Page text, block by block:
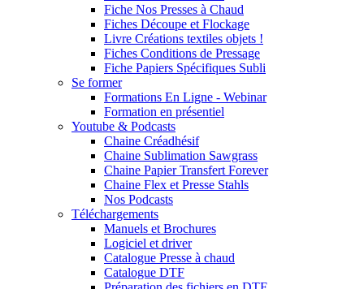
Fiche Nos Presses à Chaud
Fiches Découpe et Flockage
Livre Créations textiles objets !
Fiches Conditions de Pressage
Fiche Papiers Spécifiques Subli
Se former
Formations En Ligne - Webinar
Formation en présentiel
Youtube & Podcasts
Chaine Créadhésif
Chaine Sublimation Sawgrass
Chaine Papier Transfert Forever
Chaine Flex et Presse Stahls
Nos Podcasts
Téléchargements
Manuels et Brochures
Logiciel et driver
Catalogue Presse à chaud
Catalogue DTF